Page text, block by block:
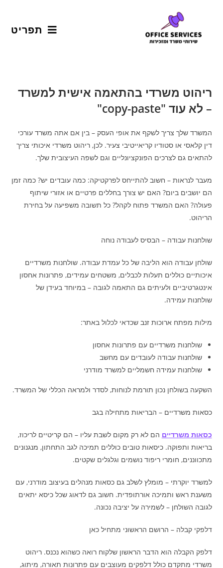
תפריט
ריהוט משרדי בהתאמה אישית למשרד
– לא עוד "copy-paste"
המשרד שלך צריך לשקף את אופי העסק – בין אם אתה משרד עורכי
דין קלאסי או סטודיו קריאייטיבי צעיר. לכן, ריהוט משרדי איכותי צריך
להתאים גם לצרכים הפונקציונליים וגם לשפה העיצובית שלך.
מעבר לנראות – חשוב להתייחס לפרקטיקה: כמה עובדים יש? כמה זמן
הם יושבים ביום? האם יש צורך בחללים פרטיים או אזורי שיתוף
פעולה? האם המשרד פתוח לקהל? כל תשובה משפיעה על בחירת
הריהוט.
שולחנות עבודה – הבסיס לעבודה נוחה
שולחן עבודה הוא הליבה של כל עמדת עבודה. שולחנות משרדיים
איכותיים כוללים תעלות לכבלים, משטחים עמידים, פתרונות אחסון
אינטגרטיביים ולעיתים גם התאמה לגובה – במיוחד בעידן של
שולחנות עמידה.
מילות מפתח ארוכות זנב שכדאי לכלול באתר:
שולחנות משרדיים עם פתרונות אחסון
שולחנות עבודה לעובדים עם מחשב
שולחנות עמידה חשמליים למשרד מודרני
השקעה בשולחן נכון תורמת לנוחות, לסדר ולמראה הכללי של המשרד.
כסאות משרדיים – הבריאות מתחילה בגב
כסאות משרדיים הם לא רק מקום לשבת עליו – הם קריטיים לריכוז,
בריאות ותפוקה. כיסאות טובים כוללים תמיכה לגב התחתון, מנגנונים
מתכווננים, חומרי ריפוד נושמים וגלגלים שקטים.
למשרד יוקרתי – מומלץ לשלב גם כסאות מנהלים בעיצוב מודרני, עם
משענת ראש ותמיכה אורתופדית. חשוב גם לדאוג שכל כיסא יתאים
לגובה השולחן – לשמירה על יציבה נכונה.
דלפקי קבלה – הרושם הראשוני מתחיל כאן
דלפק הקבלה הוא הדבר הראשון שלקוח רואה כשהוא נכנס. ריהוט
משרדי מתקדם כולל דלפקים מעוצבים עם פתרונות תאורה, מיתוג,